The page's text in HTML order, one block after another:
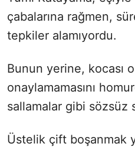
çabalarına rağmen,
tepkiler alamıyordu.
Bunun yerine, kocası
onaylamamasını
sallamalar gibi sözsüz
Üstelik çift boşanmak